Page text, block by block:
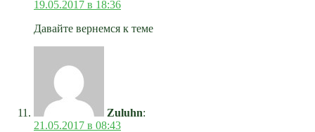
19.05.2017 в 18:36
Давайте вернемся к теме
Zuluhn:
21.05.2017 в 08:43